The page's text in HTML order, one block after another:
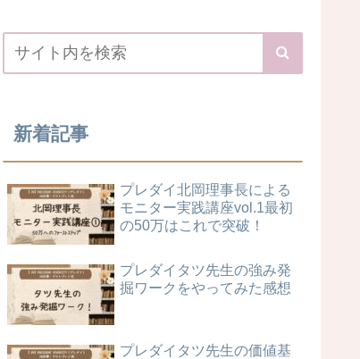
新着記事
プレダイ北岡理事長による
モニター実践講座vol.1最初
の50万はこれで突破！
プレダイタツ先生の強み発
掘ワークをやってみた感想
プレダイタツ先生の価値基